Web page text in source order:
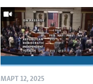
МАРТ 12, 2025